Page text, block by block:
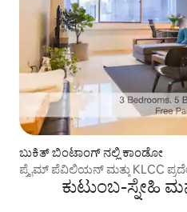
ಬುಕಿತ್ ಬಿಂಟಾಂಗ್ ನಲ್ಲಿ ಕಾಂಡೋ
ಪ್ರೈಮ್ ಪೆವಿಲಿಯನ್ ಮತ್ತು KLCC
ಕುಟುಂಬ-ಸ್ನೇಹಿ